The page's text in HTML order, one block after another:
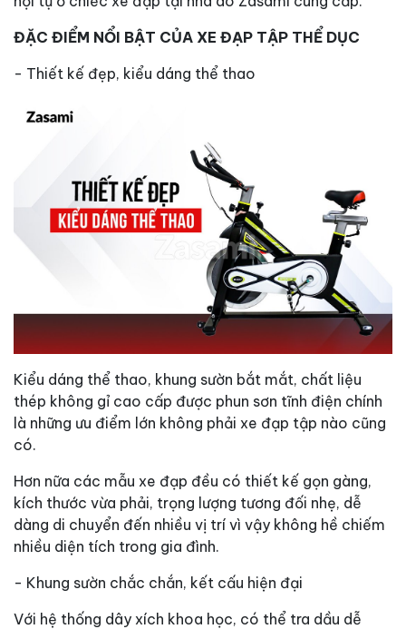
ĐẶC ĐIỂM NỔI BẬT CỦA XE ĐẠP TẬP THỂ DỤC
- Thiết kế đẹp, kiểu dáng thể thao
Kiểu dáng thể thao, khung sườn bắt mắt, chất liệu
thép không gỉ cao cấp được phun sơn tĩnh điện chính
là những ưu điểm lớn không phải xe đạp tập nào cũng
có.
Hơn nữa các mẫu xe đạp đều có thiết kế gọn gàng,
kích thước vừa phải, trọng lượng tương đối nhẹ, dễ
dàng di chuyển đến nhiều vị trí vì vậy không hề chiếm
nhiều diện tích trong gia đình.
- Khung sườn chắc chắn, kết cấu hiện đại
Với hệ thống dây xích khoa học, có thể tra dầu dễ